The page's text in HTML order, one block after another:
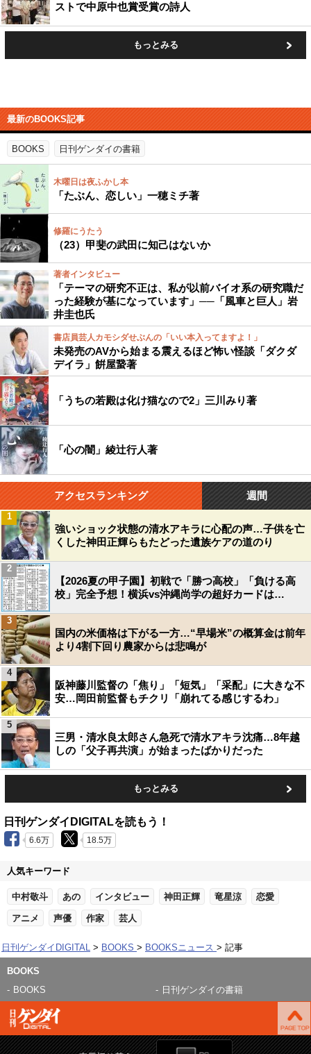
ストで中原中也賞受賞の詩人
もっとみる
最新のBOOKS記事
BOOKS 日刊ゲンダイの書籍
木曜日は夜ふかし本
「たぶん、恋しい」一穂ミチ著
修羅にうたう
（23）甲斐の武田に知己はないか
著者インタビュー
「テーマの研究不正は、私が以前バイオ系の研究職だ
った経験が基になっています」──「風車と巨人」岩
井圭也氏
書店員芸人カモシダせぶんの「いい本入ってますよ！」
未発売のAVから始まる震えるほど怖い怪談「ダクダ
デイラ」餠屋䖸著
「うちの若殿は化け猫なので2」三川みり著
「心の闇」綾辻行人著
アクセスランキング 週間
強いショック状態の清水アキラに心配の声…子供を亡
くした神田正輝らもたどった遺族ケアの道のり
1
【2026夏の甲子園】初戦で「勝つ高校」「負ける高
校」完全予想！横浜vs沖縄尚学の超好カードは…
2
国内の米価格は下がる一方…“早場米”の概算金は前年
より4割下回り農家からは悲鳴が
3
阪神藤川監督の「焦り」「短気」「采配」に大きな不
安…岡田前監督もチクリ「崩れてる感じするわ」
4
三男・清水良太郎さん急死で清水アキラ沈痛…8年越
しの「父子再共演」が始まったばかりだった
5
もっとみる
日刊ゲンダイDIGITALを読もう！
6.6万 18.5万
人気キーワード
中村敬斗 あの インタビュー 神田正輝 竜星涼 恋愛
アニメ 声優 作家 芸人
日刊ゲンダイDIGITAL BOOKS BOOKSニュース 記事
BOOKS
BOOKS
日刊ゲンダイの書籍